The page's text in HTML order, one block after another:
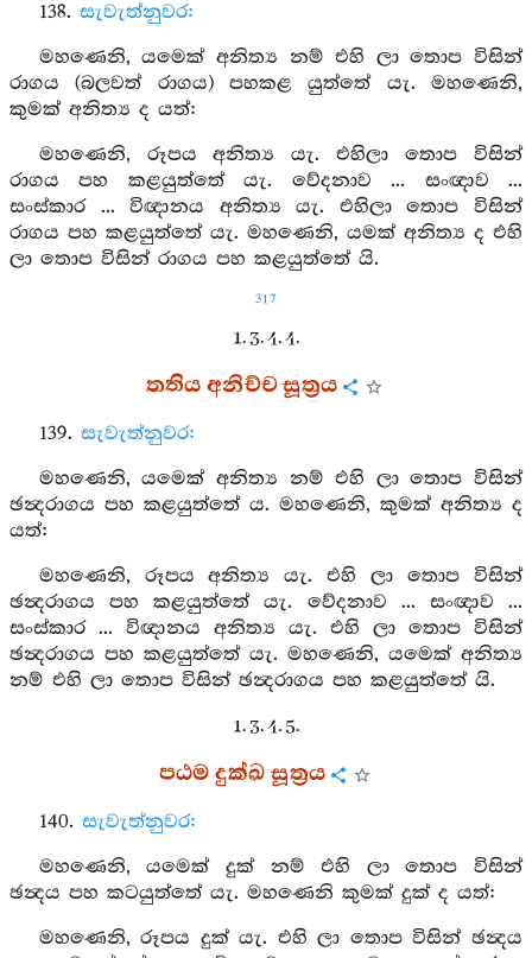
138. සැවැත්නුවර:
මහණෙනි, යමෙක් අනිත්‍ය නම් එහි ලා තොප විසින්
රාගය (බලවත් රාගය) පහකළ යුත්තේ යැ. මහණෙනි,
කුමක් අනිත්‍ය ද යත්:
මහණෙනි, රූපය අනිත්‍ය යැ. එහිලා තොප විසින්
රාගය පහ කළයුත්තේ යැ. වේදනාව ... සංඥාව ...
සංස්කාර ... විඥානය අනිත්‍ය යැ. එහිලා තොප විසින්
රාගය පහ කළයුත්තේ යැ. මහණෙනි, යමක් අනිත්‍ය ද එහි
ලා තොප විසින් රාගය පහ කළයුත්තේ යි.
317
1. 3. 4. 4.
තතිය අනිච්ච සූත්‍රය
139. සැවැත්නුවර:
මහණෙනි, යමෙක් අනිත්‍ය නම් එහි ලා තොප විසින්
ඡන්‍දරාගය පහ කළයුත්තේ ය. මහණෙනි, කුමක් අනිත්‍ය ද
යත්:
මහණෙනි, රූපය අනිත්‍ය යැ. එහි ලා තොප විසින්
ඡන්‍දරාගය පහ කළයුත්තේ යැ. වේදනාව ... සංඥාව ...
සංස්කාර ... විඥානය අනිත්‍ය යැ. එහි ලා තොප විසින්
ඡන්‍දරාගය පහ කළයුත්තේ යැ. මහණෙනි, යමෙක් අනිත්‍ය
නම් එහි ලා තොප විසින් ඡන්‍දරාගය පහ කළයුත්තේ යි.
1. 3. 4. 5.
පඨම දුක්ඛ සූත්‍රය
140. සැවැත්නුවර:
මහණෙනි, යමෙක් දුක් නම් එහි ලා තොප විසින්
ඡන්‍දය පහ කටයුත්තේ යැ. මහණෙනි කුමක් දුක් ද යත්:
මහණෙනි, රූපය දුක් යැ. එහි ලා තොප විසින් ඡන්‍දය